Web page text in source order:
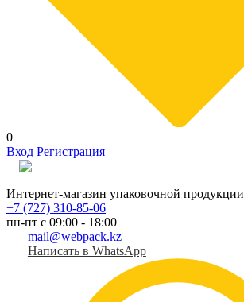
0
Вход Регистрация
Интернет-магазин упаковочной продукции
+7 (727) 310-85-06
пн-пт с 09:00 - 18:00
mail@webpack.kz
Написать в WhatsApp